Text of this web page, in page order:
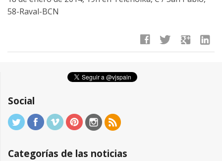
58-Raval-BCN
facebook twitter google linkedin
Social
Categorías de las noticias